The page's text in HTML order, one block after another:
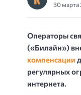
30 марта
Операторы
(«Билайн»)
компенсации
регулярных
интернета.